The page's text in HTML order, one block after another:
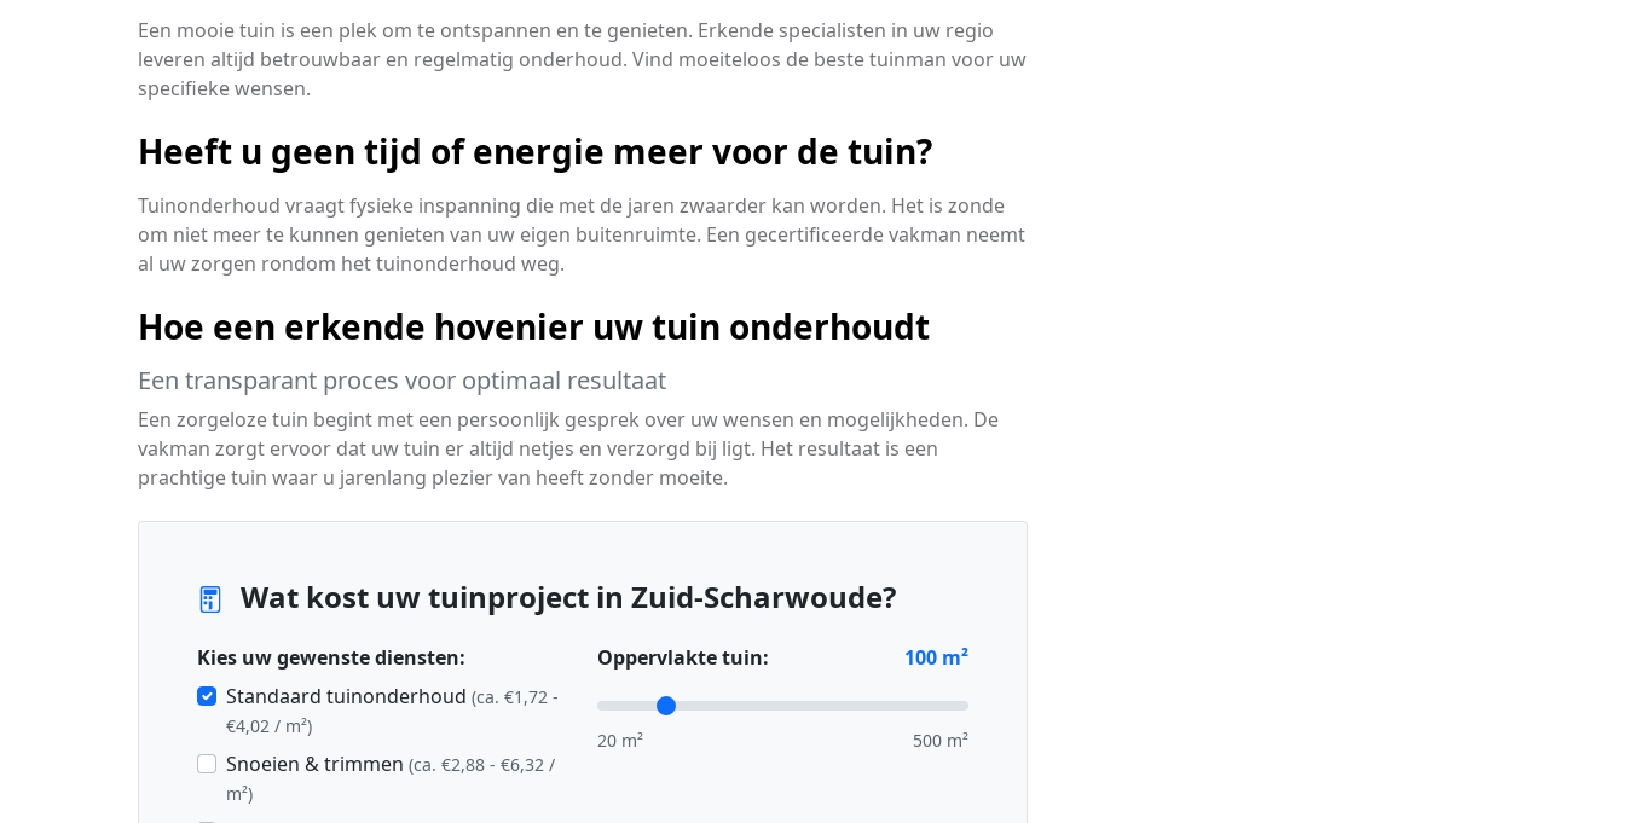
Een mooie tuin is een plek om te ontspannen en te genieten. Erkende specialisten in uw regio
leveren altijd betrouwbaar en regelmatig onderhoud. Vind moeiteloos de beste tuinman voor uw
specifieke wensen.
Heeft u geen tijd of energie meer voor de tuin?
Tuinonderhoud vraagt fysieke inspanning die met de jaren zwaarder kan worden. Het is zonde
om niet meer te kunnen genieten van uw eigen buitenruimte. Een gecertificeerde vakman neemt
al uw zorgen rondom het tuinonderhoud weg.
Hoe een erkende hovenier uw tuin onderhoudt
Een transparant proces voor optimaal resultaat
Een zorgeloze tuin begint met een persoonlijk gesprek over uw wensen en mogelijkheden. De
vakman zorgt ervoor dat uw tuin er altijd netjes en verzorgd bij ligt. Het resultaat is een
prachtige tuin waar u jarenlang plezier van heeft zonder moeite.
Wat kost uw tuinproject in Zuid-Scharwoude?
Kies uw gewenste diensten:
Standaard tuinonderhoud (ca. €1,72 -
€4,02 / m²)
Snoeien & trimmen (ca. €2,88 - €6,32 /
m²)
Oppervlakte tuin: 100 m²
20 m² 500 m²